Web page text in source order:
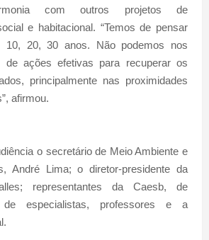
com outros projetos de
e habitacional. “Temos de pensar
10, 20, 30 anos. Não podemos nos
de ações efetivas para recuperar os
principalmente nas proximidades
afirmou.
o secretário de Meio Ambiente e
André Lima; o diretor-presidente da
representantes da Caesb, de
de especialistas, professores e a